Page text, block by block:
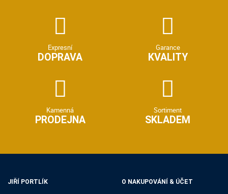
Expresní
DOPRAVA
Garance
KVALITY
Kamenná
PRODEJNA
Sortiment
SKLADEM
JIŘÍ PORTLÍK O NAKUPOVÁNÍ & ÚČET